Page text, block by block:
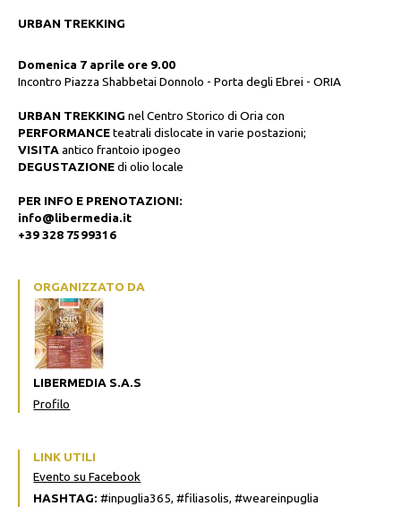
URBAN TREKKING
Domenica 7 aprile ore 9.00
Incontro Piazza Shabbetai Donnolo - Porta degli Ebrei - ORIA
URBAN TREKKING nel Centro Storico di Oria con
PERFORMANCEteatrali dislocate in varie postazioni;
VISITAantico frantoio ipogeo
DEGUSTAZIONEdi olio locale
PER INFO E PRENOTAZIONI:
info@libermedia.it
+39 328 7599316
ORGANIZZATO DA
LIBERMEDIA S.A.S
Profilo
LINK UTILI
Evento su Facebook
HASHTAG: #inpuglia365, #filiasolis, #weareinpuglia